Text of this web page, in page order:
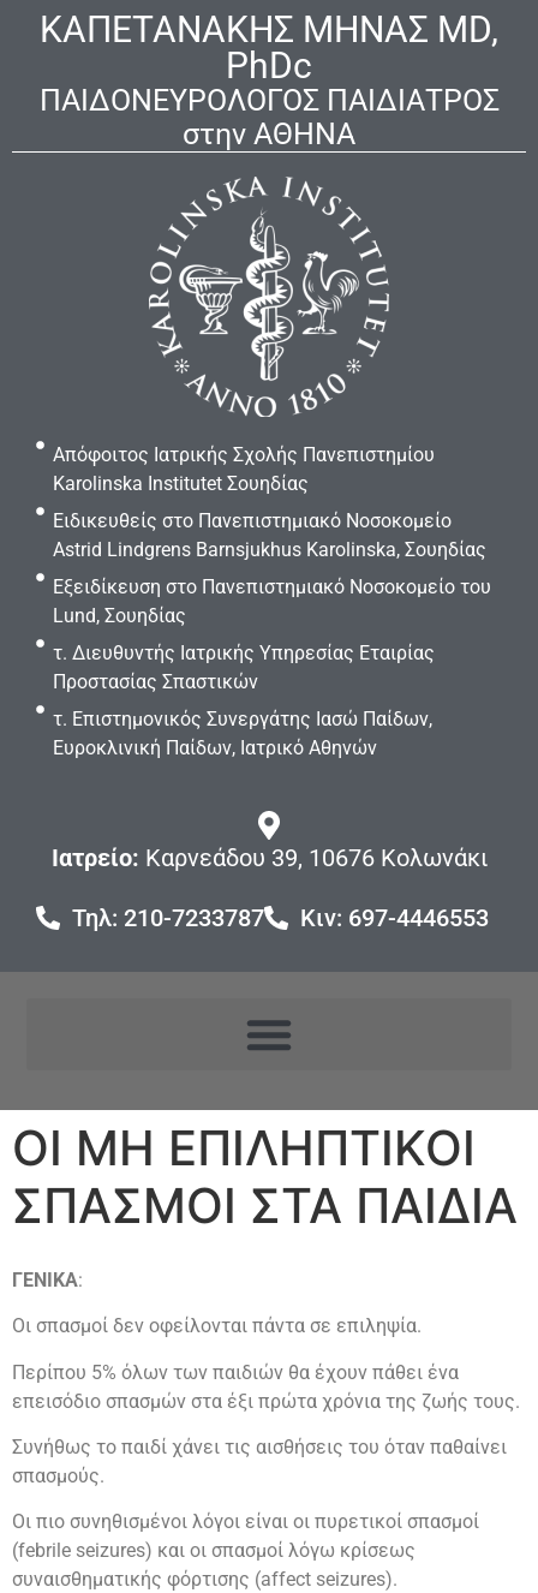
ΚΑΠΕΤΑΝΑΚΗΣ ΜΗΝΑΣ MD,
PhDc
ΠΑΙΔΟΝΕΥΡΟΛΟΓΟΣ ΠΑΙΔΙΑΤΡΟΣ
στην ΑΘΗΝΑ
Απόφοιτος Ιατρικής Σχολής Πανεπιστημίου
Karolinska Institutet Σουηδίας
Ειδικευθείς στο Πανεπιστημιακό Νοσοκομείο
Astrid Lindgrens Barnsjukhus Karolinska, Σουηδίας
Εξειδίκευση στο Πανεπιστημιακό Νοσοκομείο του
Lund, Σουηδίας
τ. Διευθυντής Ιατρικής Υπηρεσίας Εταιρίας
Προστασίας Σπαστικών
τ. Επιστημονικός Συνεργάτης Ιασώ Παίδων,
Ευροκλινική Παίδων, Ιατρικό Αθηνών
Ιατρείο: Καρνεάδου 39, 10676 Κολωνάκι
Τηλ: 210-7233787 Κιν: 697-4446553
ΟΙ ΜΗ ΕΠΙΛΗΠΤΙΚΟΙ
ΣΠΑΣΜΟΙ ΣΤΑ ΠΑΙΔΙΑ
ΓΕΝΙΚΑ:
Οι σπασμοί δεν οφείλονται πάντα σε επιληψία.
Περίπου 5% όλων των παιδιών θα έχουν πάθει ένα
επεισόδιο σπασμών στα έξι πρώτα χρόνια της ζωής τους.
Συνήθως το παιδί χάνει τις αισθήσεις του όταν παθαίνει
σπασμούς.
Οι πιο συνηθισμένοι λόγοι είναι οι πυρετικοί σπασμοί
(febrile seizures) και οι σπασμοί λόγω κρίσεως
συναισθηματικής φόρτισης (affect seizures).